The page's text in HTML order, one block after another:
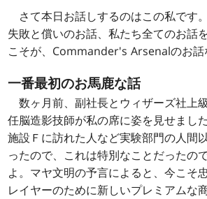
さて本日お話しするのはこの私です
失敗と償いのお話、私たち全てのお話
こそが、Commander's Arsenalのお話
一番最初のお馬鹿な話
数ヶ月前、副社長とウィザーズ社上
任脳造影技師が私の席に姿を見せまし
施設Ｆに訪れた人など実験部門の人間
ったので、これは特別なことだったの
よ。マヤ文明の予言によると、今こそ
レイヤーのために新しいプレミアムな